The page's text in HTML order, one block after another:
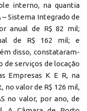
interno, na quantia
– Sistema Integrado de
anual de R$ 82 mil;
de R$ 162 mil; e
disso, constataram-
de serviços de locação
Empresas K E R, na
no valor de R$ 126 mil,
no valor, por ano, de